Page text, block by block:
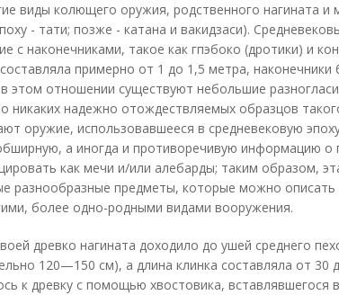
виды колющего оружия, родственного нагината и
- тати; позже - катана и вакидзаси).
с наконечниками, такое как гпэбоко (дротики) и
примерно от 1 до 1,5 метра,
этом отношении существуют небольшие
никаких надежно отождествляемых образцов
оружие, использовавшееся в средневековую
а иногда и противоречивую информацию о
как мечи и/или алебарды; таким образом,
разнообразные предметы, которые можно описать
более одно-родными видами вооружения.
древко нагината доходило до ушей среднего
120—150 см), а длина клинка составляла от 30
к древку с помощью хвостовика, вставлявшегося